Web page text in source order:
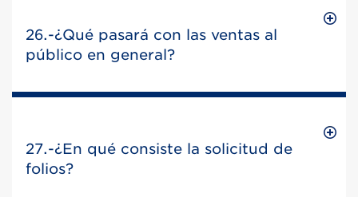
26.-¿Qué pasará con las ventas al
público en general?
27.-¿En qué consiste la solicitud de
folios?